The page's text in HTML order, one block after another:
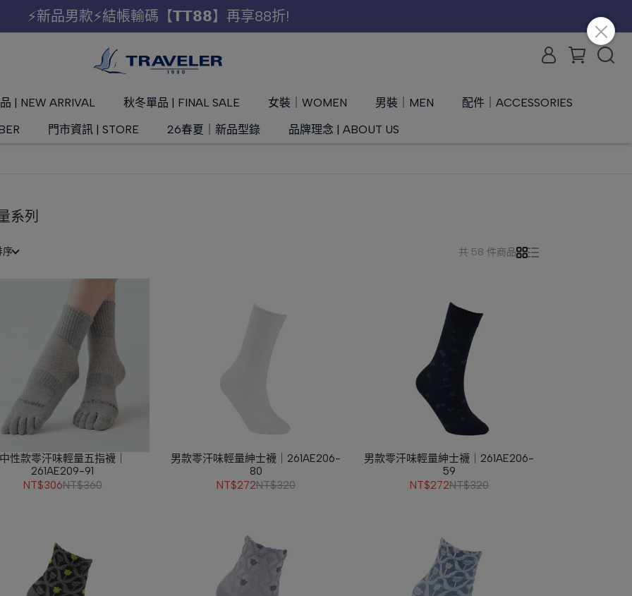
⚡新品男款⚡結帳輸碼【𝗧𝗧𝟴𝟴】再享88折!
| NEW ARRIVAL 秋冬單品 | FINAL SALE 女裝｜WOMEN 男裝｜MEN
配件｜ACCESSORIES
門市資訊 | STORE 26春夏｜新品型錄 品牌理念 | ABOUT US
系列
序 共 58 件商品
性款零汗味輕量五指襪｜
261AE209-91
NT$306NT$360
男款零汗味輕量紳士襪｜261AE206-
80
NT$272NT$320
男款零汗味輕量紳士襪｜261AE206-
59
NT$272NT$320